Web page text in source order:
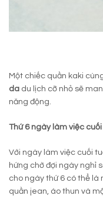
Một chiếc quần kaki
da du lịch cỡ nhỏ sẽ
năng động.
Thứ 6 ngày làm việc
Với ngày làm việc cuối
hứng chờ đợi ngày nghỉ
cho ngày thứ 6 có thể là
quần jean, áo thun và